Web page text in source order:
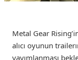
Metal Gear
alıcı oyunun
yayımlanması